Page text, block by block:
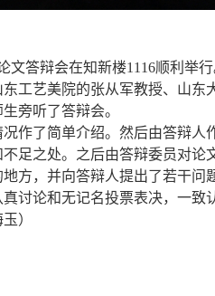
文答辩会在知新楼1116顺利举行
工艺美院的张从军教授、山东
旁听了答辩会。
作了简单介绍。然后由答辩人
足之处。之后由答辩委员对论
方，并向答辩人提出了若干问
讨论和无记名投票表决，一致
）